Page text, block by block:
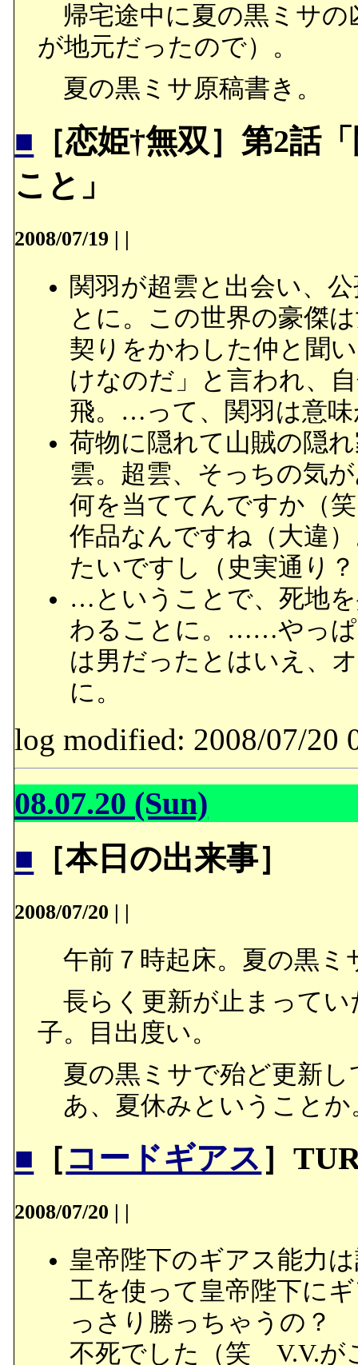
帰宅途中に夏の黒ミサの
が地元だったので）。
夏の黒ミサ原稿書き。
■ ［恋姫†無双］第2話
こと」
2008/07/19 | |
関羽が超雲と出会い、
とに。この世界の豪傑
契りをかわした仲と聞
けなのだ」と言われ、
飛。…って、関羽は意
荷物に隠れて山賊の隠
雲。超雲、そっちの気
何を当ててんですか（
作品なんですね（大違
たいですし（史実通り
…ということで、死地
わることに。……やっぱ
は男だったとはいえ、
に。
log modified: 2008/07/20
08.07.20 (Sun)
■ ［本日の出来事］
2008/07/20 | |
午前７時起床。夏の黒ミ
長らく更新が止まってい
子。目出度い。
夏の黒ミサで殆ど更新し
あ、夏休みということか
■ ［ コードギアス ］
2008/07/20 | |
皇帝陛下のギアス能力
工を使って皇帝陛下
っさり勝っちゃうの
不死でした（笑 V.V.が